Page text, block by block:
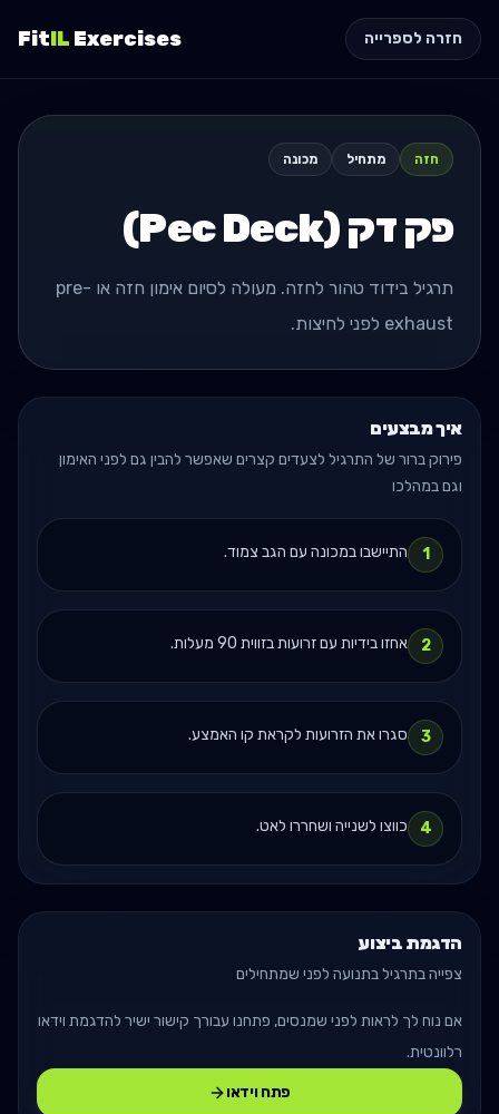
חזרה לספרייה FitIL Exercises
חזה מתחיל מכונה
פק דק (Pec Deck)
תרגיל בידוד טהור לחזה. מעולה לסיום אימון חזה או pre-
exhaust לפני לחיצות.
איך מבצעים
פירוק ברור של התרגיל לצעדים קצרים שאפשר להבין גם לפני האימון
וגם במהלכו
1 התיישבו במכונה עם הגב צמוד.
2 אחזו בידיות עם זרועות בזווית 90 מעלות.
3 סגרו את הזרועות לקראת קו האמצע.
4 כווצו לשנייה ושחררו לאט.
הדגמת ביצוע
צפייה בתרגיל בתנועה לפני שמתחילים
אם נוח לך לראות לפני שמנסים, פתחנו עבורך קישור ישיר להדגמת וידאו
רלוונטית.
פתח וידאו